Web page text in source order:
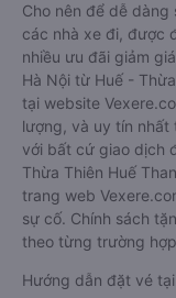
Cho nên để dễ
các nhà xe đi, được
nhiều ưu đãi giảm
Hà Nội từ Huế -
tại website
lượng, và uy tín nhất
với bất cứ giao dịch
Thừa Thiên Huế
trang web
sự cố. Chính sách
theo từng trường
Hướng dẫn đặt vé